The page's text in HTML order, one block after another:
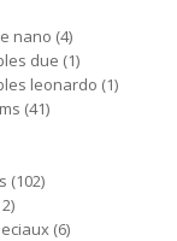
nano 4
due 1
leonardo 1
41
102
6